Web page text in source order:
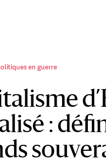
:
en guerre